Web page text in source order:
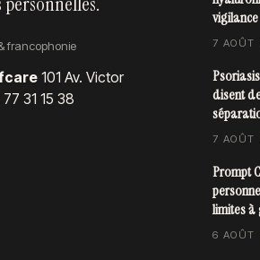
francophonie
101 Av. Victor
31 15 38
vigilance
7 AOÛT
disent
7 AOÛT
Prompt
limites
6 AOÛT